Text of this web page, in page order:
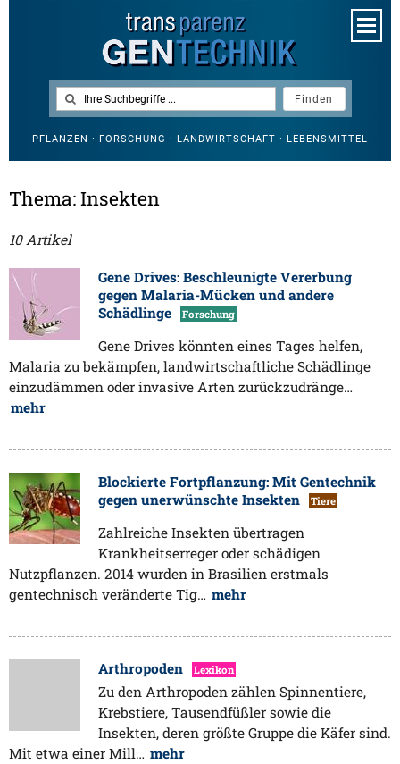
PFLANZEN · FORSCHUNG · LANDWIRTSCHAFT · LEBENSMITTEL
Thema: Insekten
10 Artikel
Gene Drives: Beschleunigte Vererbung
gegen Malaria-Mücken und andere
Schädlinge
Forschung
Gene Drives könnten eines Tages helfen,
Malaria zu bekämpfen, landwirtschaftliche Schädlinge
einzudämmen oder invasive Arten zurückzudränge…
mehr
Blockierte Fortpflanzung: Mit Gentechnik
gegen unerwünschte Insekten
Tiere
Zahlreiche Insekten übertragen
Krankheitserreger oder schädigen
Nutzpflanzen. 2014 wurden in Brasilien erstmals
gentechnisch veränderte Tig… mehr
Arthropoden Lexikon
Zu den Arthropoden zählen Spinnentiere,
Krebstiere, Tausendfüßler sowie die
Insekten, deren größte Gruppe die Käfer sind.
Mit etwa einer Mill… mehr